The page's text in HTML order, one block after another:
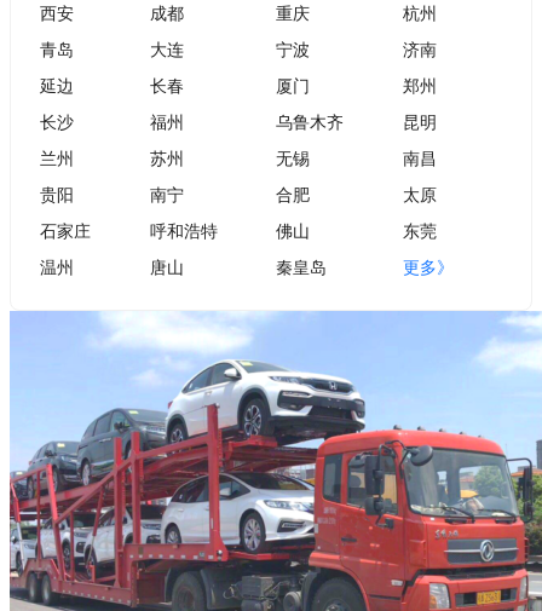
西安
成都 重庆
杭州
青岛
大连 宁波
济南
延边
长春 厦门
郑州
长沙
福州 乌鲁木齐
昆明
兰州
苏州 无锡
南昌
贵阳
南宁 合肥
太原
石家庄
呼和浩特 佛山
东莞
温州
唐山 秦皇岛 更多》